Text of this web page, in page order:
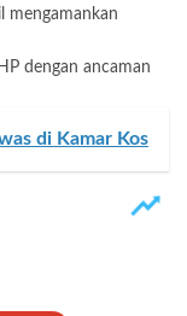
mengamankan
dengan ancaman
di Kamar Kos